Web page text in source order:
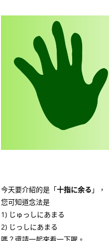
今天要介紹的是「十指に余る 」，
您可知道念法是
1) じゅっしにあまる
2) じっしにあまる